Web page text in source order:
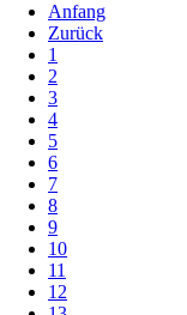
Anfang
Zurück
1
2
3
4
5
6
7
8
9
10
11
12